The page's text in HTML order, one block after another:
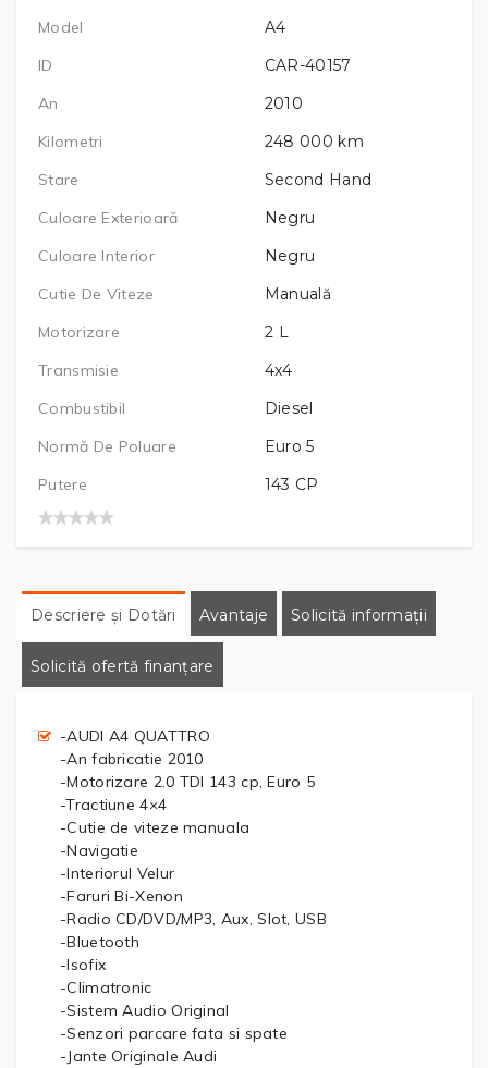
Model
A4
ID
CAR-40157
An
2010
Kilometri
248 000 km
Stare
Second Hand
Culoare Exterioară
Negru
Culoare Interior
Negru
Cutie De Viteze
Manuală
Motorizare
2 L
Transmisie
4x4
Combustibil
Diesel
Normă De Poluare
Euro 5
Putere
143 CP
Descriere și Dotări Avantaje Solicită informații
Solicită ofertă finanțare
-AUDI A4 QUATTRO
-An fabricatie 2010
-Motorizare 2.0 TDI 143 cp, Euro 5
-Tractiune 4×4
-Cutie de viteze manuala
-Navigatie
-Interiorul Velur
-Faruri Bi-Xenon
-Radio CD/DVD/MP3, Aux, Slot, USB
-Bluetooth
-Isofix
-Climatronic
-Sistem Audio Original
-Senzori parcare fata si spate
-Jante Originale Audi